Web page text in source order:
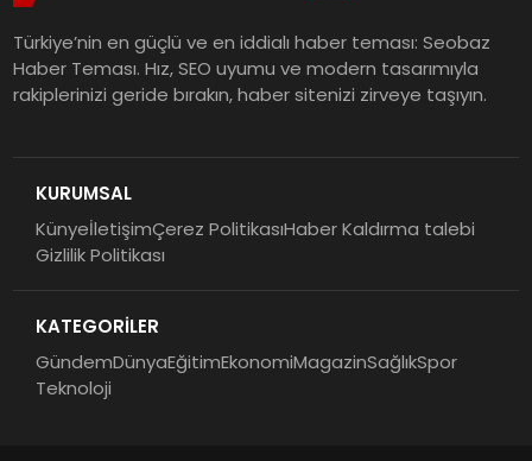
Türkiye’nin en güçlü ve en iddialı haber teması: Seobaz
Haber Teması. Hız, SEO uyumu ve modern tasarımıyla
rakiplerinizi geride bırakın, haber sitenizi zirveye taşıyın.
KURUMSAL
KünyeİletişimÇerez PolitikasıHaber Kaldırma talebi
Gizlilik Politikası
KATEGORİLER
GündemDünyaEğitimEkonomiMagazinSağlıkSpor
Teknoloji